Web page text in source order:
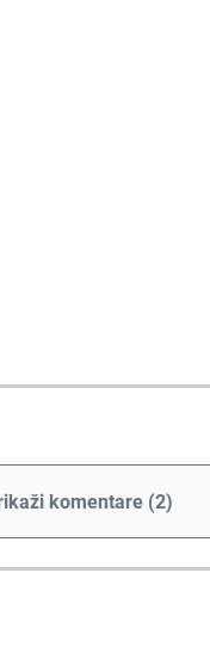
komentare (2)